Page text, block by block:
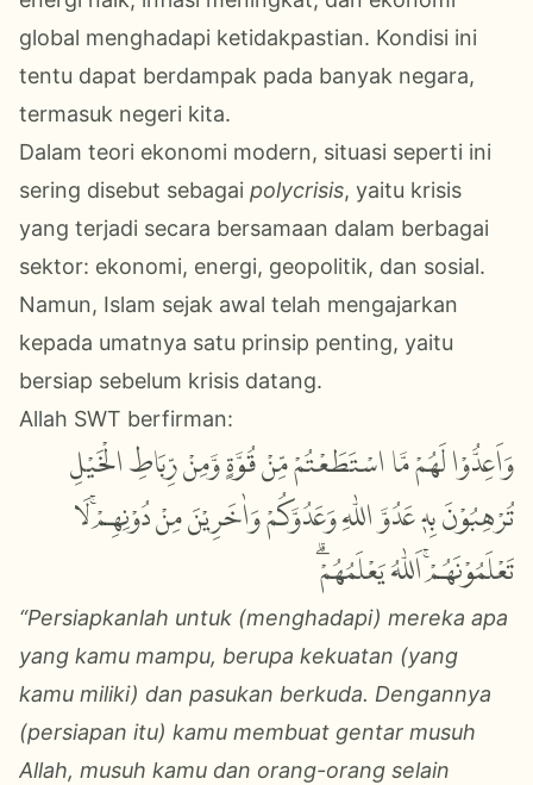
global menghadapi ketidakpastian. Kondisi ini
tentu dapat berdampak pada banyak negara,
termasuk negeri kita.
Dalam teori ekonomi modern, situasi seperti ini
sering disebut sebagai polycrisis, yaitu krisis
yang terjadi secara bersamaan dalam berbagai
sektor: ekonomi, energi, geopolitik, dan sosial.
Namun, Islam sejak awal telah mengajarkan
kepada umatnya satu prinsip penting, yaitu
bersiap sebelum krisis datang.
Allah SWT berfirman:
وَاَعِدُّوْا لَهُمْ مَّا اسْتَطَعْتُمْ مِّنْ قُوَّةٍ وَّمِنْ رِّبَاطِ الْخَيْلِ
تُرْهِبُوْنَ بِهٖ عَدُوَّ اللّٰهِ وَعَدُوَّكُمْ وَاٰخَرِيْنَ مِنْ دُوْنِهِمْۚ لَا
تَعْلَمُوْنَهُمْۚ اَللّٰهُ يَعْلَمُهُمْۗ
“Persiapkanlah untuk (menghadapi) mereka apa
yang kamu mampu, berupa kekuatan (yang
kamu miliki) dan pasukan berkuda. Dengannya
(persiapan itu) kamu membuat gentar musuh
Allah, musuh kamu dan orang-orang selain